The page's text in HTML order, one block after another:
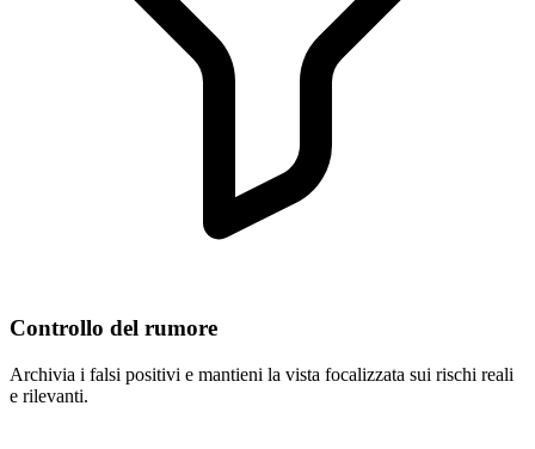
Controllo del rumore
Archivia i falsi positivi e mantieni la vista focalizzata sui rischi reali
e rilevanti.